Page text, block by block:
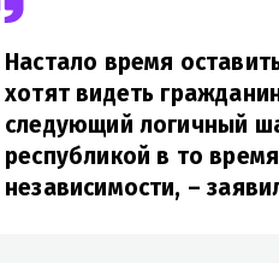
Настало время
хотят видеть
следующий логичный
республикой в то
независимости, –